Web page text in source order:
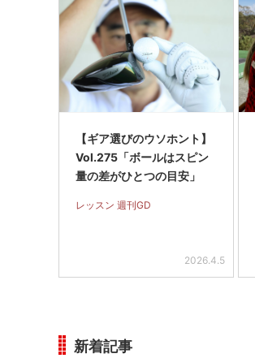
【ギア選びのウソホント】
Vol.275「ボールはスピン
量の差がひとつの目安」
レッスン 週刊GD
2026.4.5
新着記事